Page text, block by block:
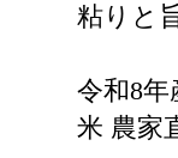
粘りと
令和8年
米 農家